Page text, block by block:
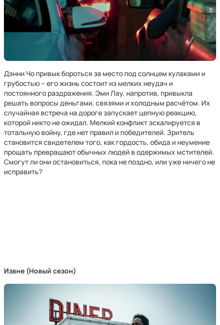
Дэнни Чо привык бороться за место под солнцем кулаками и
грубостью – его жизнь состоит из мелких неудач и
постоянного раздражения. Эми Лау, напротив, привыкла
решать вопросы деньгами, связями и холодным расчётом. Их
случайная встреча на дороге запускает цепную реакцию,
которой никто не ожидал. Мелкий конфликт эскалируется в
тотальную войну, где нет правил и победителей. Зритель
становится свидетелем того, как гордость, обида и неумение
прощать превращают обычных людей в одержимых мстителей.
Смогут ли они остановиться, пока не поздно, или уже ничего не
исправить?
Извне (Новый сезон)